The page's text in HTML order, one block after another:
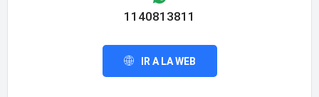
1140813811
IR A LA WEB